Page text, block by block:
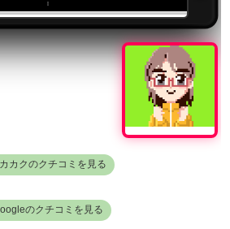
カクのクチコミを見る
のクチコミを見る